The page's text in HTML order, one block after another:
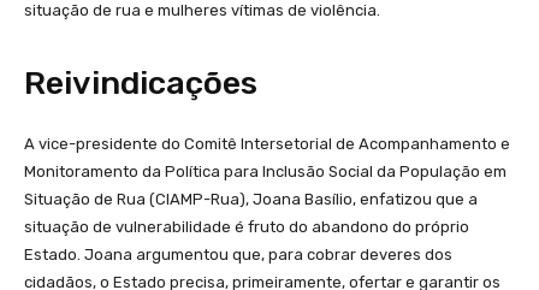
situação de rua e mulheres vítimas de violência.
Reivindicações
A vice-presidente do Comitê Intersetorial de Acompanhamento e
Monitoramento da Política para Inclusão Social da População em
Situação de Rua (CIAMP-Rua), Joana Basílio, enfatizou que a
situação de vulnerabilidade é fruto do abandono do próprio
Estado. Joana argumentou que, para cobrar deveres dos
cidadãos, o Estado precisa, primeiramente, ofertar e garantir os